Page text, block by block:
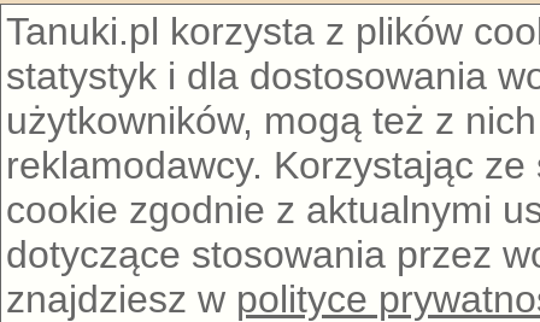
Tanuki.pl korzysta z plików
statystyk i dla dostosowania
użytkowników, mogą też z
reklamodawcy. Korzystając
cookie zgodnie z aktualnymi
dotyczące stosowania przez
znajdziesz w polityce